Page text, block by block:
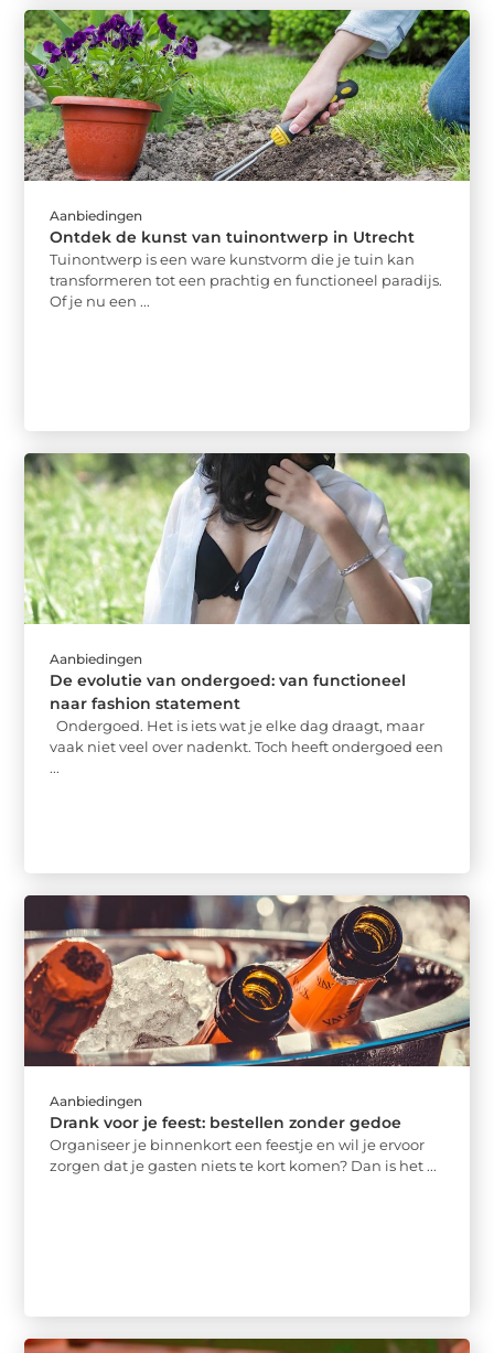
Aanbiedingen
Ontdek de kunst van tuinontwerp in Utrecht
Tuinontwerp is een ware kunstvorm die je tuin kan
transformeren tot een prachtig en functioneel paradijs.
Of je nu een ...
Aanbiedingen
De evolutie van ondergoed: van functioneel
naar fashion statement
Ondergoed. Het is iets wat je elke dag draagt, maar
vaak niet veel over nadenkt. Toch heeft ondergoed een
...
Aanbiedingen
Drank voor je feest: bestellen zonder gedoe
Organiseer je binnenkort een feestje en wil je ervoor
zorgen dat je gasten niets te kort komen? Dan is het ...